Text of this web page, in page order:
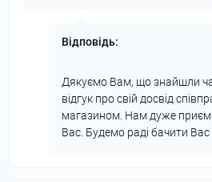
Відповідь:
Дякуємо Вам, що знайшли
відгук про свій досвід
магазином. Нам дуже
Вас. Будемо раді бачити